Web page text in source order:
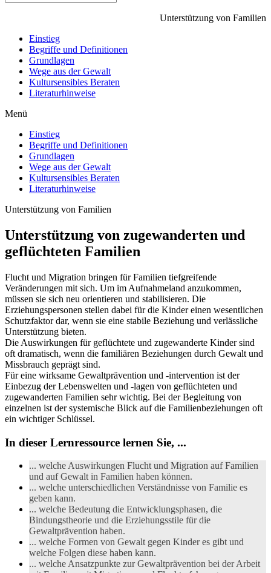
Unterstützung von Familien
Einstieg
Begriffe und Definitionen
Grundlagen
Wege aus der Gewalt
Kultursensibles Beraten
Literaturhinweise
Menü
Einstieg
Begriffe und Definitionen
Grundlagen
Wege aus der Gewalt
Kultursensibles Beraten
Literaturhinweise
Unterstützung von Familien
Unterstützung von zugewanderten und
geflüchteten Familien
Flucht und Migration bringen für Familien tiefgreifende
Veränderungen mit sich. Um im Aufnahmeland anzukommen,
müssen sie sich neu orientieren und stabilisieren. Die
Erziehungspersonen stellen dabei für die Kinder einen wesentlichen
Schutzfaktor dar, wenn sie eine stabile Beziehung und verlässliche
Unterstützung bieten.
Die Auswirkungen für geflüchtete und zugewanderte Kinder sind
oft dramatisch, wenn die familiären Beziehungen durch Gewalt und
Missbrauch geprägt sind.
Für eine wirksame Gewaltprävention und -intervention ist der
Einbezug der Lebenswelten und -lagen von geflüchteten und
zugewanderten Familien sehr wichtig. Bei der Begleitung von
einzelnen ist der systemische Blick auf die Familienbeziehungen oft
ein wichtiger Schlüssel.
In dieser Lernressource lernen Sie, ...
... welche Auswirkungen Flucht und Migration auf Familien
und auf Gewalt in Familien haben können.
... welche unterschiedlichen Verständnisse von Familie es
geben kann.
... welche Bedeutung die Entwicklungsphasen, die
Bindungstheorie und die Erziehungsstile für die
Gewaltprävention haben.
... welche Formen von Gewalt gegen Kinder es gibt und
welche Folgen diese haben kann.
... welche Ansatzpunkte zur Gewaltprävention bei der Arbeit